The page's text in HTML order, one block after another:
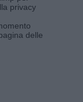
privacy
delle